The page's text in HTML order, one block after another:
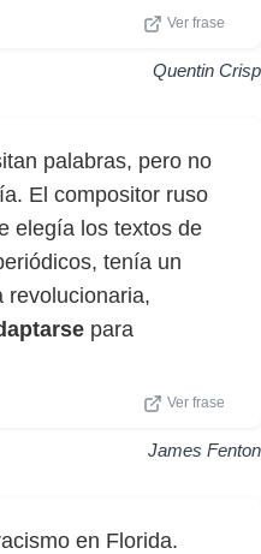
Ver frase
Quentin Crisp
palabras, pero no
El compositor ruso
elegía los textos de
tenía un
revolucionaria,
para
Ver frase
James Fenton
en Florida.